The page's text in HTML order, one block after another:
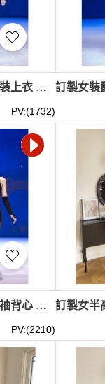
設計女裝黑色短版工裝上衣 設計秋裝長袖寬鬆顯瘦露臍抽繩襯衫 暗黑嘻哈裙 小眾個性朋克腰帶圓圈鏈條 潮流 時尚 百搭 Y2K T530
PV:(1732)
設計酷拽辣妹性感無袖背心 訂製女裝鏤空帶袖套短上衣 黑色弹力牛仔裤 高腰緊身拖地長褲 微喇叭褲子 T526
PV:(2210)